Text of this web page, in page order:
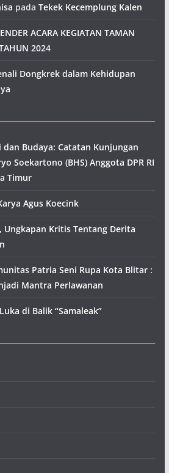
pada Tekek Kecemplung Kalen
ACARA KEGIATAN TAMAN
2024
Dongkrek dalam Kehidupan
dan Budaya: Catatan Kunjungan
Soekartono (BHS) Anggota DPR RI
Timur
Agus Koecink
Ungkapan Kritis Tentang Derita
Patria Seni Rupa Kota Blitar :
Mantra Perlawanan
di Balik “Samaleak”